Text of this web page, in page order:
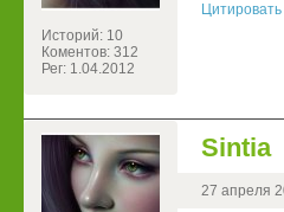
Историй: 10
Коментов: 312
Рег: 1.04.2012
Цитировать
Sintia
27 апреля